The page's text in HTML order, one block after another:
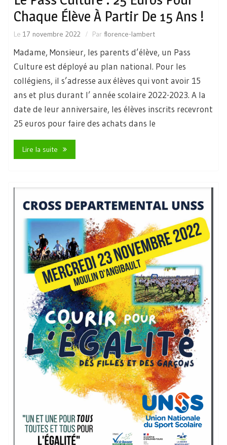
Chaque Élève À Partir De 15 Ans !
Le 17 novembre 2022 Par florence-lambert
Madame, Monsieur, les parents d’élève, un Pass
Culture est déployé au plan national. Pour les
collégiens, il s’adresse aux élèves qui vont avoir 15
ans et plus durant l’ année scolaire 2022-2023. A la
date de leur anniversaire, les élèves inscrits recevront
25 euros pour faire des achats dans le
Lire la suite